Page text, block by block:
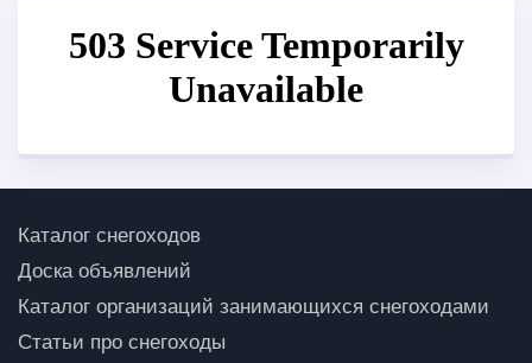
Каталог снегоходов
Доска объявлений
Каталог организаций занимающихся снегоходами
Статьи про снегоходы